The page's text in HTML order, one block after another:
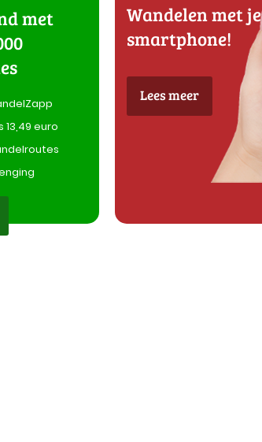
met
13,49 euro
Wandelen met je
smartphone!
Lees meer